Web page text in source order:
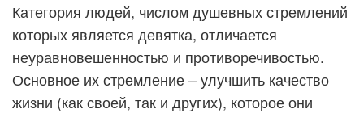
Категория людей, числом душевных стремлений
которых является девятка, отличается
неуравновешенностью и противоречивостью.
Основное их стремление – улучшить качество
жизни (как своей, так и других), которое они